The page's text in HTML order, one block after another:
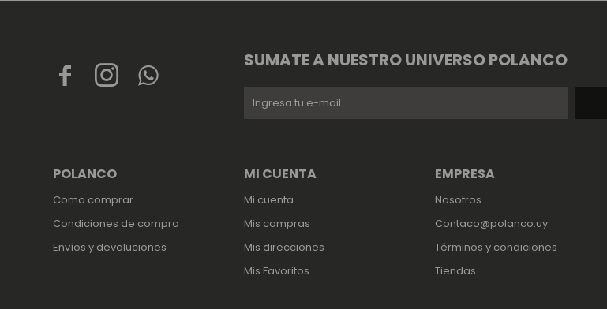
  
EMPRESA
Nosotros
Contaco@polanco.uy
Términos y condiciones
Tiendas
POLANCO
Como comprar
Condiciones de compra
Envíos y devoluciones
MI CUENTA
Mi cuenta
Mis compras
Mis direcciones
Mis Favoritos
SUMATE A NUESTRO UNIVERSO POLANCO